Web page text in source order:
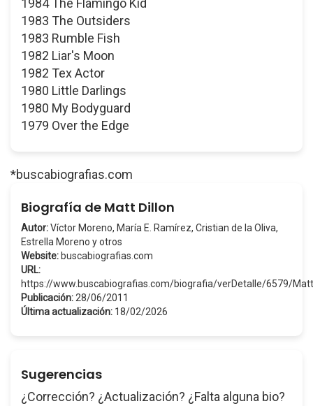
1984 The Flamingo Kid
1983 The Outsiders
1983 Rumble Fish
1982 Liar's Moon
1982 Tex Actor
1980 Little Darlings
1980 My Bodyguard
1979 Over the Edge
*buscabiografias.com
Biografía de Matt Dillon
Autor:Víctor Moreno, María E. Ramírez, Cristian de la Oliva,
Estrella Moreno y otros
Website: buscabiografias.com
URL:
https://www.buscabiografias.com/biografia/verDetalle/6579/
Publicación: 28/06/2011
Última actualización: 18/02/2026
Sugerencias
¿Corrección? ¿Actualización? ¿Falta alguna bio?